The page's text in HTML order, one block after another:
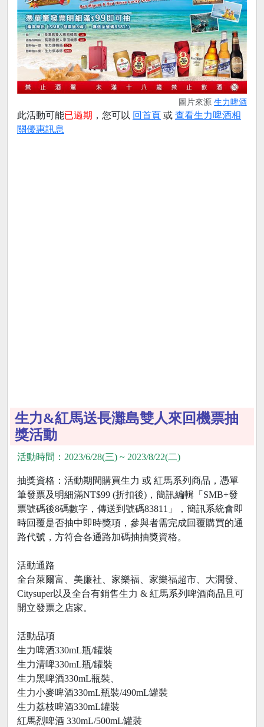
圖片來源 生力啤酒
此活動可能已過期 ，您可以 回首頁 或 查看生力啤酒相
關優惠訊息
生力&紅馬送長灘島雙人來回機票抽
獎活動
活動時間：2023/6/28(三) ~ 2023/8/22(二)
抽獎資格：活動期間購買生力 或 紅馬系列商品，憑單
筆發票及明細滿NT$99 (折扣後)，簡訊編輯「SMB+發
票號碼後8碼數字，傳送到號碼83811」，簡訊系統會即
時回覆是否抽中即時獎項，參與者需完成回覆購買的通
路代號，方符合各通路加碼抽抽獎資格。
活動通路
全台萊爾富、美廉社、家樂福、家樂福超市、大潤發、
Citysuper以及全台有銷售生力 & 紅馬系列啤酒商品且可
開立發票之店家。
活動品項
生力啤酒330mL瓶/罐裝
生力清啤330mL瓶/罐裝
生力黑啤酒330mL瓶裝、
生力小麥啤酒330mL瓶裝/490mL罐裝
生力荔枝啤酒330mL罐裝
紅馬烈啤酒 330mL/500mL罐裝